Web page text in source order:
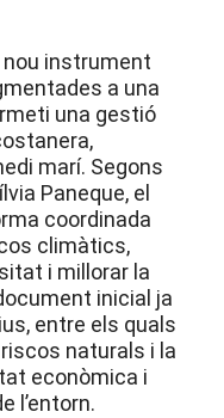
nou instrument
a una
una gestió
marí. Segons
Paneque, el
coordinada
climàtics,
i millorar la
inicial ja
entre els quals
naturals i la
econòmica i
l’entorn.